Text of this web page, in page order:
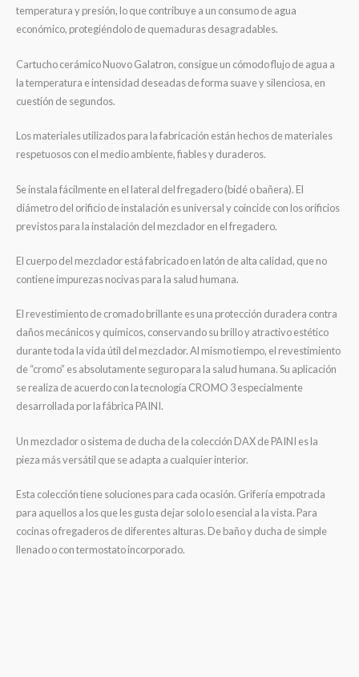
temperatura y presión, lo que contribuye a un consumo de agua
económico, protegiéndolo de quemaduras desagradables.
Cartucho cerámico Nuovo Galatron, consigue un cómodo flujo de agua a
la temperatura e intensidad deseadas de forma suave y silenciosa, en
cuestión de segundos.
Los materiales utilizados para la fabricación están hechos de materiales
respetuosos con el medio ambiente, fiables y duraderos.
Se instala fácilmente en el lateral del fregadero (bidé o bañera). El
diámetro del orificio de instalación es universal y coincide con los orificios
previstos para la instalación del mezclador en el fregadero.
El cuerpo del mezclador está fabricado en latón de alta calidad, que no
contiene impurezas nocivas para la salud humana.
El revestimiento de cromado brillante es una protección duradera contra
daños mecánicos y químicos, conservando su brillo y atractivo estético
durante toda la vida útil del mezclador. Al mismo tiempo, el revestimiento
de “cromo” es absolutamente seguro para la salud humana. Su aplicación
se realiza de acuerdo con la tecnología CROMO 3 especialmente
desarrollada por la fábrica PAINI.
Un mezclador o sistema de ducha de la colección DAX de PAINI es la
pieza más versátil que se adapta a cualquier interior.
Esta colección tiene soluciones para cada ocasión. Grifería empotrada
para aquellos a los que les gusta dejar solo lo esencial a la vista. Para
cocinas o fregaderos de diferentes alturas. De baño y ducha de simple
llenado o con termostato incorporado.